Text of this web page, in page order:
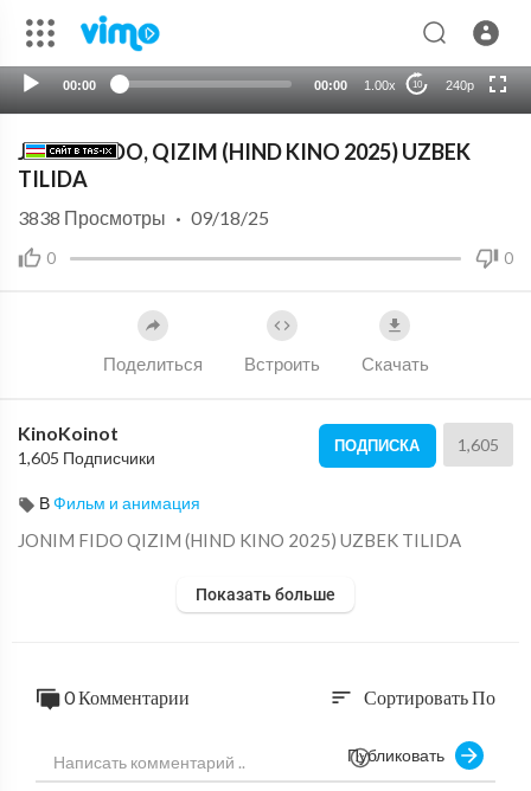
00:00 00:00 1.00x 10 240p
HD
JONIM FIDO, QIZIM (HIND KINO 2025) UZBEK
TILIDA
0 0
3838 Просмотры · 09/18/25
Поделиться Встроить Скачать
KinoKoinot
1,605 Подписчики
ПОДПИСКА 1,605
ВФильм и анимация
⁣JONIM FIDO QIZIM (HIND KINO 2025) UZBEK TILIDA
Показать больше
0 Комментарии sort Сортировать По
Публиковать